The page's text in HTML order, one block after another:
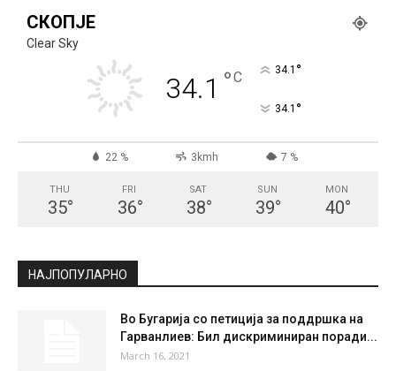
СКОПЈЕ
Clear Sky
34.1 °C 34.1 °
34.1 °
22 % 3kmh 7 %
THU
35°
FRI
36°
SAT
38°
SUN
39°
MON
40°
НАЈПОПУЛАРНО
Во Бугарија со петиција за поддршка на
Гарванлиев: Бил дискриминиран поради...
March 16, 2021